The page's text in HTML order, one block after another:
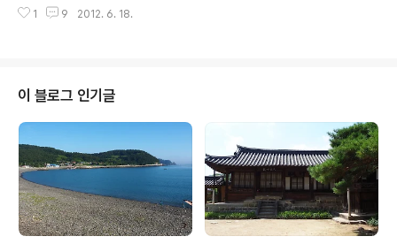
얼굴 윤곽을 만들어 거리나 벽에다 실루엣으로 작품을 만
에 의하여 모양이 달라보인다는 점이 재미있습니다. 사진
에 있습니다. Magalie L'Abbé 밴쿠버 Van Dusen Bot
anical Gardens Dominic's pics 손바닥 가운데서 자
라는 나무.. 지구환경의 미래는 우리 인간의 손에 의하여 결
정된다는 메시지로 만든 것이라 하는데 위치는 ?? Shira
Golding 아이슬란드 ..
1 9 2012. 6. 18.
이 블로그 인기글